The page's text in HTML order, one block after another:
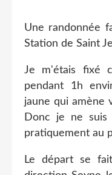
Une randonnée
Station de Saint
Je m'étais fixé
pendant 1h
jaune qui amène
Donc je ne suis
pratiquement au
Le départ se